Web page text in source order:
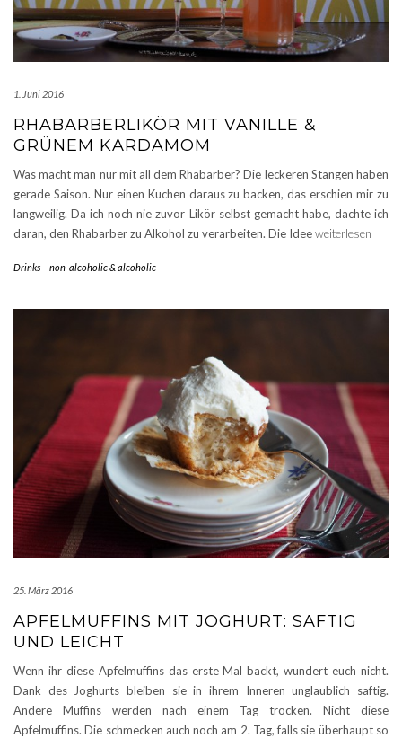
1. Juni 2016
RHABARBERLIKÖR MIT VANILLE &
GRÜNEM KARDAMOM
Was macht man nur mit all dem Rhabarber? Die leckeren Stangen haben
gerade Saison. Nur einen Kuchen daraus zu backen, das erschien mir zu
langweilig. Da ich noch nie zuvor Likör selbst gemacht habe, dachte ich
daran, den Rhabarber zu Alkohol zu verarbeiten. Die Ideeweiterlesen
Drinks – non-alcoholic & alcoholic
25. März 2016
APFELMUFFINS MIT JOGHURT: SAFTIG
UND LEICHT
Wenn ihr diese Apfelmuffins das erste Mal backt, wundert euch nicht.
Dank des Joghurts bleiben sie in ihrem Inneren unglaublich saftig.
Andere Muffins werden nach einem Tag trocken. Nicht diese
Apfelmuffins. Die schmecken auch noch am 2. Tag, falls sie überhaupt so